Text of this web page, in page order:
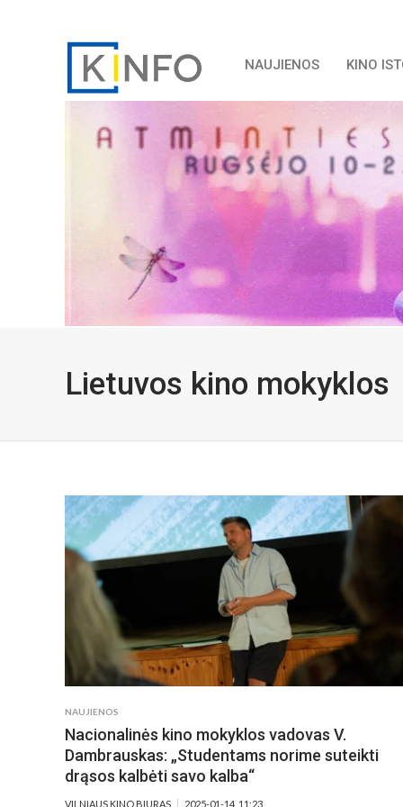
NAUJIENOS KINO
Lietuvos kino mokyklos
NAUJIENOS
Nacionalinės kino mokyklos vadovas V.
Dambrauskas: „Studentams norime suteikti
drąsos kalbėti savo kalba“
VILNIAUS KINO BIURAS 2025-01-14, 11:23